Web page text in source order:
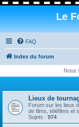
Le
FAQ
Index du forum
Nous
Lieux de
Forum sur les lieux
de films, téléfilms et
Sujets : 974